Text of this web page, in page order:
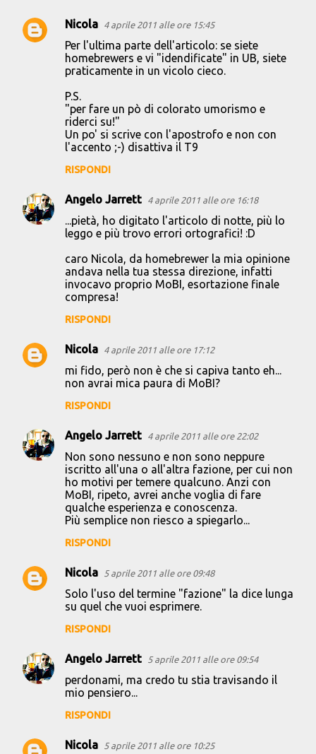
Nicola 4 aprile 2011 alle ore 15:45
Per l'ultima parte dell'articolo: se siete
homebrewers e vi "idendificate" in UB, siete
praticamente in un vicolo cieco.
P.S.
"per fare un pò di colorato umorismo e
riderci su!"
Un po' si scrive con l'apostrofo e non con
l'accento ;-) disattiva il T9
RISPONDI
Angelo Jarrett 4 aprile 2011 alle ore 16:18
...pietà, ho digitato l'articolo di notte, più lo
leggo e più trovo errori ortografici! :D
caro Nicola, da homebrewer la mia opinione
andava nella tua stessa direzione, infatti
invocavo proprio MoBI, esortazione finale
compresa!
RISPONDI
Nicola 4 aprile 2011 alle ore 17:12
mi fido, però non è che si capiva tanto eh...
non avrai mica paura di MoBI?
RISPONDI
Angelo Jarrett 4 aprile 2011 alle ore 22:02
Non sono nessuno e non sono neppure
iscritto all'una o all'altra fazione, per cui non
ho motivi per temere qualcuno. Anzi con
MoBI, ripeto, avrei anche voglia di fare
qualche esperienza e conoscenza.
Più semplice non riesco a spiegarlo...
RISPONDI
Nicola 5 aprile 2011 alle ore 09:48
Solo l'uso del termine "fazione" la dice lunga
su quel che vuoi esprimere.
RISPONDI
Angelo Jarrett 5 aprile 2011 alle ore 09:54
perdonami, ma credo tu stia travisando il
mio pensiero...
RISPONDI
Nicola 5 aprile 2011 alle ore 10:25